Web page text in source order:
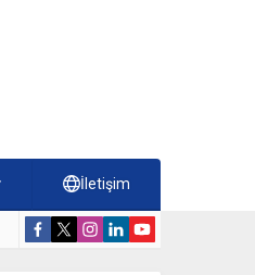
İletişim